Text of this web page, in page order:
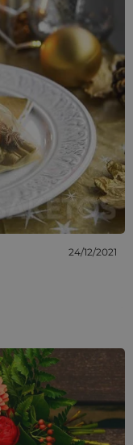
24/12/2021